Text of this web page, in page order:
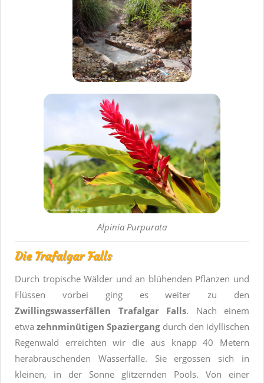
Alpinia Purpurata
Die Trafalgar Falls
Durch tropische Wälder und an blühenden Pflanzen und
Flüssen vorbei ging es weiter zu den
Zwillingswasserfällen Trafalgar Falls. Nach einem
etwazehnminütigen Spaziergangdurch den idyllischen
Regenwald erreichten wir die aus knapp 40 Metern
herabrauschenden Wasserfälle. Sie ergossen sich in
kleinen, in der Sonne glitzernden Pools. Von einer